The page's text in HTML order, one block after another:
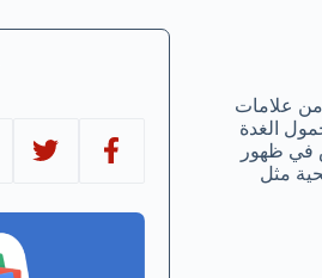
من علامات
الإصابة بخمول الغدة
في ظهور
مثل